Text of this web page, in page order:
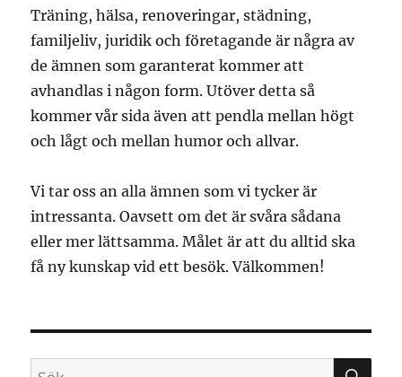
Träning, hälsa, renoveringar, städning,
familjeliv, juridik och företagande är några av
de ämnen som garanterat kommer att
avhandlas i någon form. Utöver detta så
kommer vår sida även att pendla mellan högt
och lågt och mellan humor och allvar.
Vi tar oss an alla ämnen som vi tycker är
intressanta. Oavsett om det är svåra sådana
eller mer lättsamma. Målet är att du alltid ska
få ny kunskap vid ett besök. Välkommen!
Sök